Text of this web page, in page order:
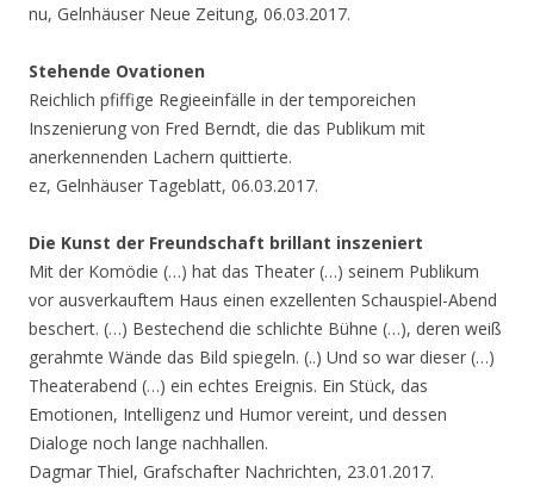
nu, Gelnhäuser Neue Zeitung, 06.03.2017.
Stehende Ovationen
Reichlich pfiffige Regieeinfälle in der temporeichen
Inszenierung von Fred Berndt, die das Publikum mit
anerkennenden Lachern quittierte.
ez, Gelnhäuser Tageblatt, 06.03.2017.
Die Kunst der Freundschaft brillant inszeniert
Mit der Komödie (…) hat das Theater (…) seinem Publikum
vor ausverkauftem Haus einen exzellenten Schauspiel-Abend
beschert. (…) Bestechend die schlichte Bühne (…), deren weiß
gerahmte Wände das Bild spiegeln. (..) Und so war dieser (…)
Theaterabend (…) ein echtes Ereignis. Ein Stück, das
Emotionen, Intelligenz und Humor vereint, und dessen
Dialoge noch lange nachhallen.
Dagmar Thiel, Grafschafter Nachrichten, 23.01.2017.